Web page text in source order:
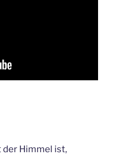
der Himmel ist,